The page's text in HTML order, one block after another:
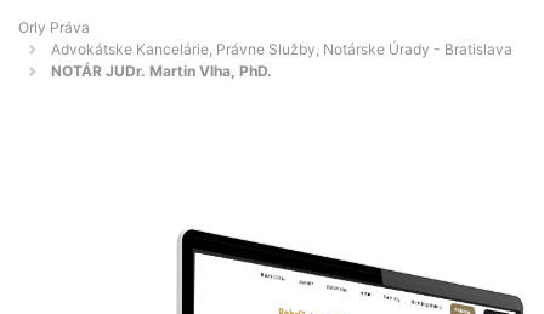
Orly Práva
Advokátske Kancelárie, Právne Služby, Notárske Úrady - Bratislava
NOTÁR JUDr. Martin Vlha, PhD.